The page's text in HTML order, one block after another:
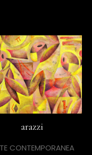
arazzi
CONTEMPORANEA